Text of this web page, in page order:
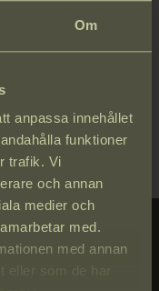
Om
anpassa innehållet
funktioner
trafik. Vi
och annan
medier och
med.
med annan